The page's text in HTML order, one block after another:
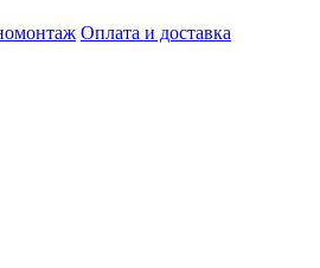
Оплата и доставка